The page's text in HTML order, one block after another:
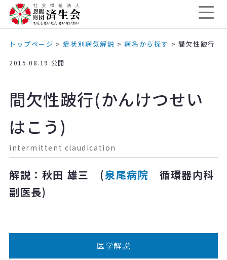
トップページ >症状別病気解説 >病名から探す > 間欠性跛行
2015.08.19 公開
間欠性跛行(かんけつせい
はこう)
intermittent claudication
解説：秋田 雄三 (泉尾病院 循環器内科
副医長)
医学解説